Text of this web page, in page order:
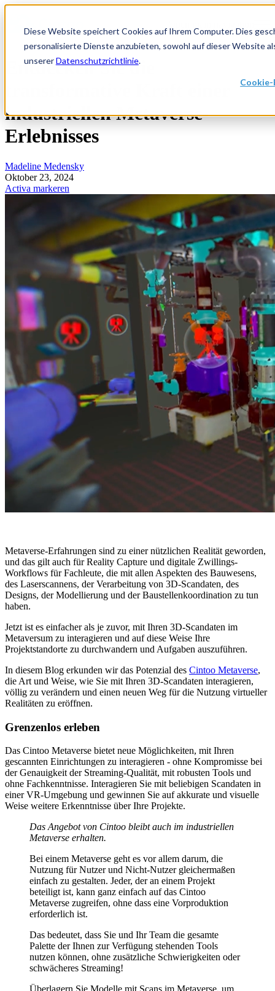
Diese Website speichert Cookies auf Ihrem Computer. Dies
personalisierte Dienste anzubieten, sowohl auf dieser Website
unsererDatenschutzrichtlinie.
Cookie-
Entdecken Sie die
industriellen Metaverse-
Erlebnisses
Madeline Medensky
Oktober 23, 2024
Activa markeren
Metaverse-Erfahrungen sind zu einer nützlichen Realität geworden,
und das gilt auch für Reality Capture und digitale Zwillings-
Workflows für Fachleute, die mit allen Aspekten des Bauwesens,
des Laserscannens, der Verarbeitung von 3D-Scandaten, des
Designs, der Modellierung und der Baustellenkoordination zu tun
haben.
Jetzt ist es einfacher als je zuvor, mit Ihren 3D-Scandaten im
Metaversum zu interagieren und auf diese Weise Ihre
Projektstandorte zu durchwandern und Aufgaben auszuführen.
In diesem Blog erkunden wir das Potenzial des Cintoo Metaverse,
die Art und Weise, wie Sie mit Ihren 3D-Scandaten interagieren,
völlig zu verändern und einen neuen Weg für die Nutzung virtueller
Realitäten zu eröffnen.
Grenzenlos erleben
Das Cintoo Metaverse bietet neue Möglichkeiten, mit Ihren
gescannten Einrichtungen zu interagieren - ohne Kompromisse bei
der Genauigkeit der Streaming-Qualität, mit robusten Tools und
ohne Fachkenntnisse. Interagieren Sie mit beliebigen Scandaten in
einer VR-Umgebung und gewinnen Sie auf akkurate und visuelle
Weise weitere Erkenntnisse über Ihre Projekte.
Das Angebot von Cintoo bleibt auch im industriellen
Metaverse erhalten.
Bei einem Metaverse geht es vor allem darum, die
Nutzung für Nutzer und Nicht-Nutzer gleichermaßen
einfach zu gestalten. Jeder, der an einem Projekt
beteiligt ist, kann ganz einfach auf das Cintoo
Metaverse zugreifen, ohne dass eine Vorproduktion
erforderlich ist.
Das bedeutet, dass Sie und Ihr Team die gesamte
Palette der Ihnen zur Verfügung stehenden Tools
nutzen können, ohne zusätzliche Schwierigkeiten oder
schwächeres Streaming!